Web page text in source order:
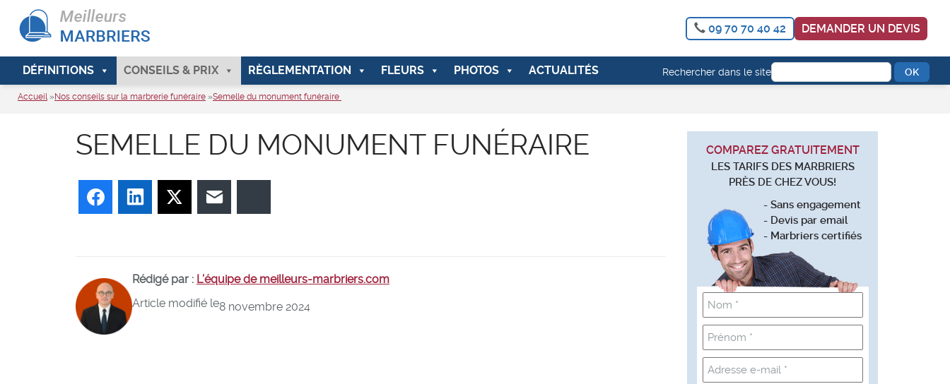
09 70 70 40 42 DEMANDER UN DEVIS
DÉFINITIONS CONSEILS & PRIX RÈGLEMENTATION FLEURS PHOTOS ACTUALITÉS Rechercher dans le site
Accueil»Nos conseils sur la marbrerie funéraire »Semelle du monument funéraire
SEMELLE DU MONUMENT FUNÉRAIRE
FacebookLinkedIn Twitter
Rédigé par : L’équipe de meilleurs-marbriers.com
Article modifié le8 novembre 2024
COMPAREZ GRATUITEMENT
LES TARIFS DES MARBRIERS
PRÈS DE CHEZ VOUS!
- Sans engagement
- Devis par email
- Marbriers certifiés